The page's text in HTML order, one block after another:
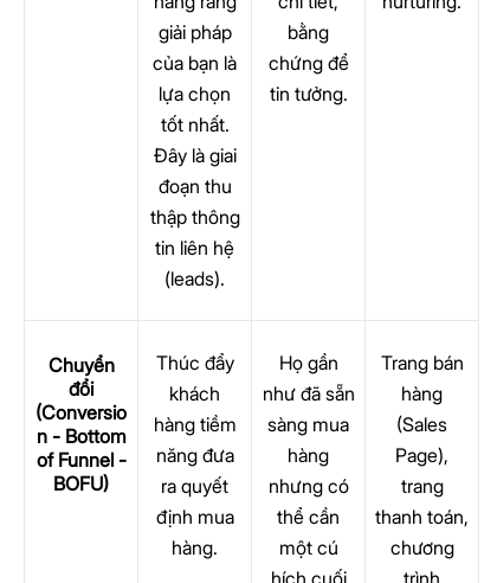
giải pháp
của bạn là
lựa chọn
tốt nhất.
Đây là giai
đoạn thu
thập thông
tin liên hệ
(leads).
bằng
chứng để
tin tưởng.
Chuyển
đổi
(Conversio
n - Bottom
of Funnel -
BOFU)
Thúc đẩy
khách
hàng tiềm
năng đưa
ra quyết
định mua
hàng.
Họ gần
như đã sẵn
sàng mua
hàng
nhưng có
thể cần
một cú
Trang bán
hàng
(Sales
Page),
trang
thanh toán,
chương